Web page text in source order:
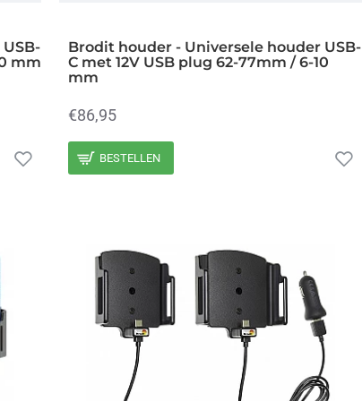
mm
Brodit houder - Universele houder USB-
C met 12V USB plug 62-77mm / 6-10
mm
€86,95
BESTELLEN